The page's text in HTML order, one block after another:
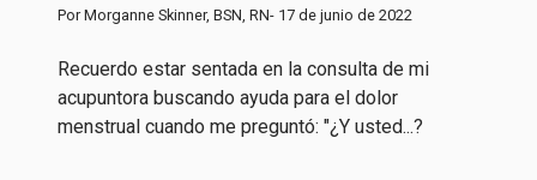
Por Morganne Skinner, BSN, RN- 17 de junio de 2022
Recuerdo estar sentada en la consulta de mi
acupuntora buscando ayuda para el dolor
menstrual cuando me preguntó: "¿Y usted...?